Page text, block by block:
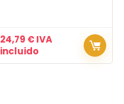
24,79 €IVA
incluido